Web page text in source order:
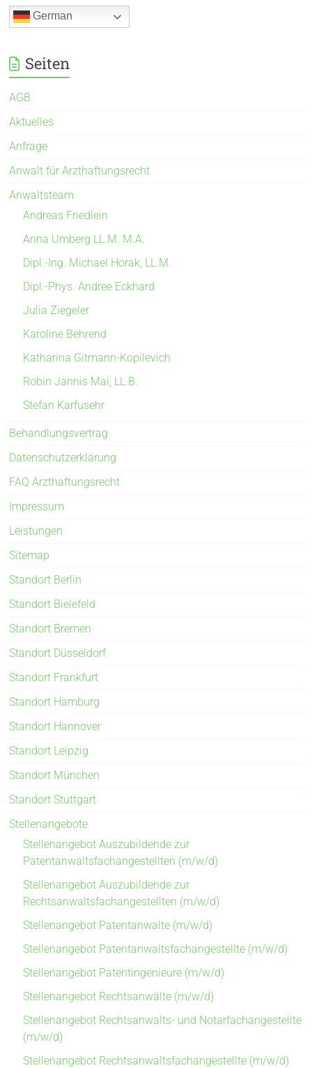
German
Seiten
AGB
Aktuelles
Anfrage
Anwalt für Arzthaftungsrecht
Anwaltsteam
Andreas Friedlein
Anna Umberg LL.M. M.A.
Dipl.-Ing. Michael Horak, LL.M.
Dipl.-Phys. Andree Eckhard
Julia Ziegeler
Karoline Behrend
Katharina Gitmann-Kopilevich
Robin Jannis Mai, LL.B.
Stefan Karfusehr
Behandlungsvertrag
Datenschutzerklärung
FAQ Arzthaftungsrecht
Impressum
Leistungen
Sitemap
Standort Berlin
Standort Bielefeld
Standort Bremen
Standort Düsseldorf
Standort Frankfurt
Standort Hamburg
Standort Hannover
Standort Leipzig
Standort München
Standort Stuttgart
Stellenangebote
Stellenangebot Auszubildende zur
Patentanwaltsfachangestellten (m/w/d)
Stellenangebot Auszubildende zur
Rechtsanwaltsfachangestellten (m/w/d)
Stellenangebot Patentanwälte (m/w/d)
Stellenangebot Patentanwaltsfachangestellte (m/w/d)
Stellenangebot Patentingenieure (m/w/d)
Stellenangebot Rechtsanwälte (m/w/d)
Stellenangebot Rechtsanwalts- und Notarfachangestellte
(m/w/d)
Stellenangebot Rechtsanwaltsfachangestellte (m/w/d)